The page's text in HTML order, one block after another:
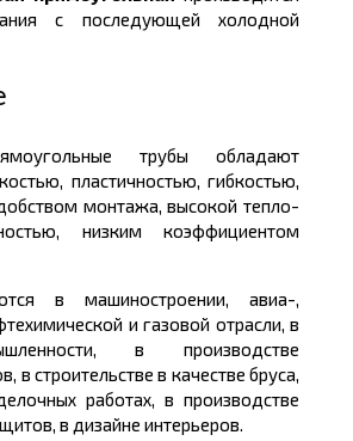
с последующей холодной
трубы обладают
пластичностью, гибкостью,
монтажа, высокой тепло-
низким коэффициентом
в машиностроении, авиа-,
и газовой отрасли, в
в производстве
в строительстве в качестве бруса,
работах, в производстве
в дизайне интерьеров.